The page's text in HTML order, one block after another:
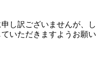
し訳ございませんが、し
いただきますようお願い